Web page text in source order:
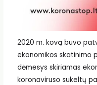
2020 m. kovą buvo
ekonomikos skatinimo
dėmesys skiriamas
koronaviruso sukeltų